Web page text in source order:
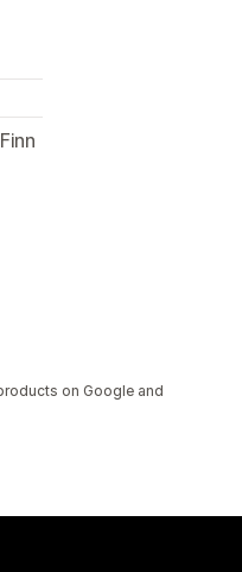
on Google and